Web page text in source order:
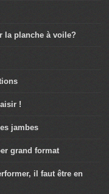
la planche à voile?
!
jambes
grand format
il faut être en